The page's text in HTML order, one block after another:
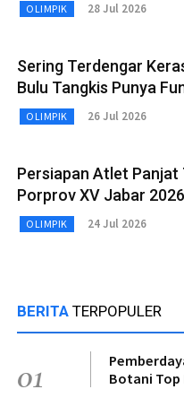
OLIMPIK 28 Jul 2026
Sering Terdengar
Bulu Tangkis Punya
OLIMPIK 26 Jul 2026
Persiapan Atlet
Porprov XV Jabar 2026
OLIMPIK 24 Jul 2026
BERITA TERPOPULER
01
Botani Top